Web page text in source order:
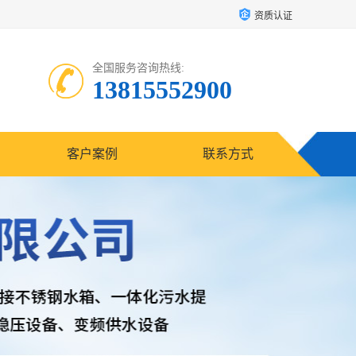
资质认证
全国服务咨询热线:
13815552900
客户案例 联系方式